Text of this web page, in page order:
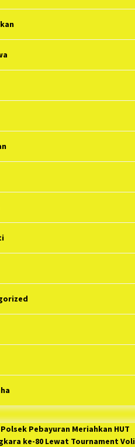
Pebayuran Meriahkan HUT
ke-80 Lewat Tournament Voli